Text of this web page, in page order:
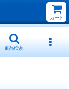
カート
商品検索